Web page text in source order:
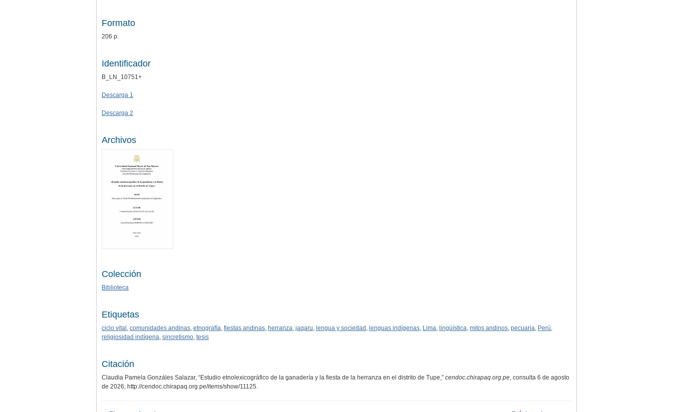
Formato
206 p.
Identificador
B_LN_10751+
Descarga 1
Descarga 2
Archivos
Colección
Biblioteca
Etiquetas
ciclo vital comunidades andinas etnografía fiestas andinas herranza jaqaru lengua y sociedad lenguas indígenas Lima lingüística mitos andinos pecuaria Perú
religiosidad indígena sincretismo tesis
Citación
Claudia Pamela Gonzáles Salazar, “Estudio etnolexicográfico de la ganadería y la fiesta de la herranza en el distrito de Tupe,” cendoc.chirapaq.org.pe , consulta 6 de agosto
de 2026, http://cendoc.chirapaq.org.pe/items/show/11125